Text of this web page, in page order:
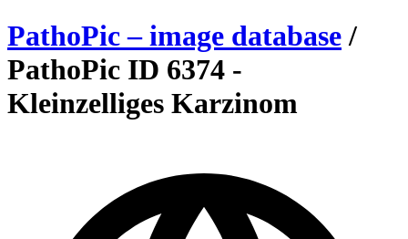
PathoPic – image database /
PathoPic ID 6374 -
Kleinzelliges Karzinom